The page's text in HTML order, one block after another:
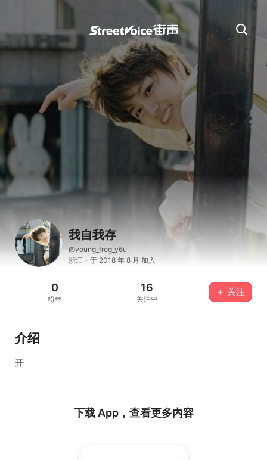
我自我存
@young_frog_y6u
浙江・于 2018 年 8 月 加入
0
粉丝
16
关注中
＋ 关注
介绍
开
下载 App，查看更多内容